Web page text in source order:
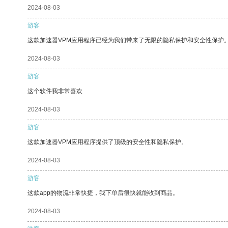
2024-08-03
游客
这款加速器VPM应用程序已经为我们带来了无限的隐私保护和安全性保护
2024-08-03
游客
这个软件我非常喜欢
2024-08-03
游客
这款加速器VPM应用程序提供了顶级的安全性和隐私保护。
2024-08-03
游客
这款app的物流非常快捷，我下单后很快就能收到商品。
2024-08-03